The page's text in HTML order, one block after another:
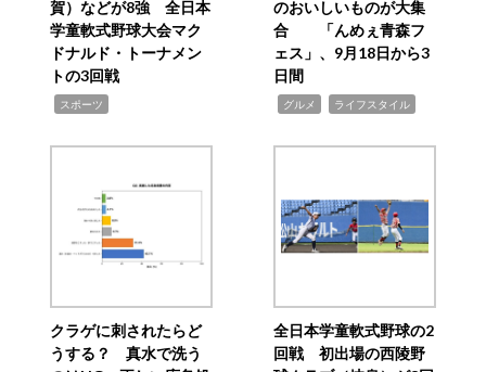
賀）などが8強 全日本
学童軟式野球大会マク
ドナルド・トーナメン
トの3回戦
スポーツ
のおいしいものが大集
合 「んめぇ青森フ
ェス」、9月18日から3
日間
グルメ ライフスタイル
クラゲに刺されたらど
うする？ 真水で洗う
全日本学童軟式野球の2
回戦 初出場の西陵野